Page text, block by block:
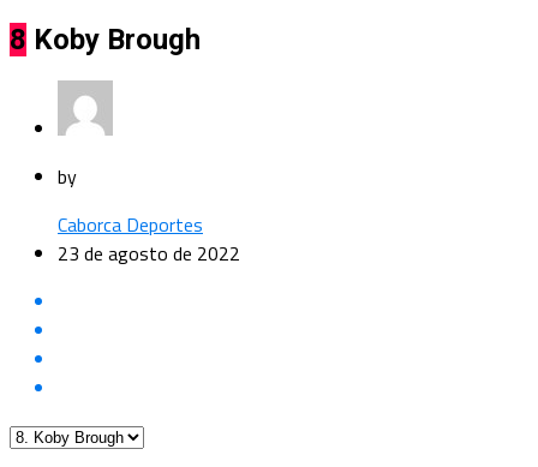
8 Koby Brough
by
Caborca Deportes
23 de agosto de 2022